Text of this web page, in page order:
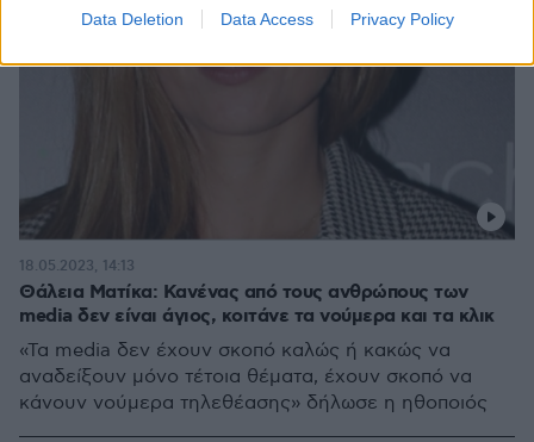
Data Deletion Data Access Privacy Policy
Θάλεια Ματίκα: Κανένας από τους ανθρώπους των
media δεν είναι άγιος, κοιτάνε τα νούμερα και τα κλικ
«Τα media δεν έχουν σκοπό καλώς ή κακώς να
αναδείξουν μόνο τέτοια θέματα, έχουν σκοπό να
κάνουν νούμερα τηλεθέασης» δήλωσε η ηθοποιός
18.05.2023, 14:13